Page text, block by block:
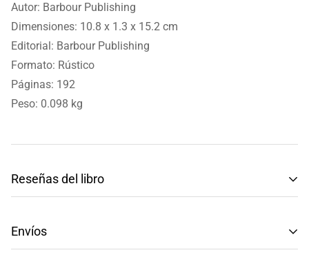
Autor: Barbour Publishing
Dimensiones: 10.8 x 1.3 x 15.2 cm
Editorial: Barbour Publishing
Formato: Rústico
Páginas: 192
Peso: 0.098 kg
Reseñas del libro
Envíos